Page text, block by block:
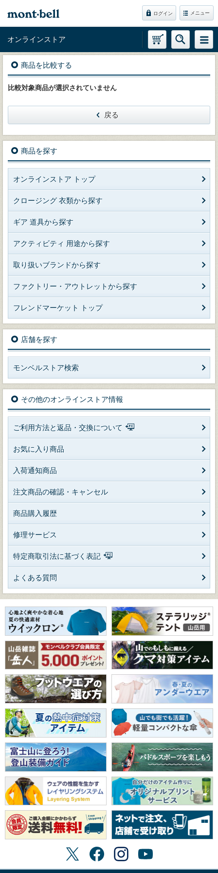
ログイン メニュー
オンラインストア
商品を比較する
比較対象商品が選択されていません
戻る
商品を探す
オンラインストア トップ
クロージング 衣類から探す
ギア 道具から探す
アクティビティ 用途から探す
取り扱いブランドから探す
ファクトリー・アウトレットから探す
フレンドマーケット トップ
店舗を探す
モンベルストア検索
その他のオンラインストア情報
ご利用方法と返品・交換について
お気に入り商品
入荷通知商品
注文商品の確認・キャンセル
商品購入履歴
修理サービス
特定商取引法に基づく表記
よくある質問